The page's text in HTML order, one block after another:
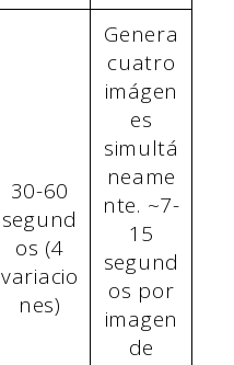
30-60
segund
os (4
variacio
nes)
Genera
cuatro
imágen
es
simultá
neame
nte. ~7-
15
segund
os por
imagen
de